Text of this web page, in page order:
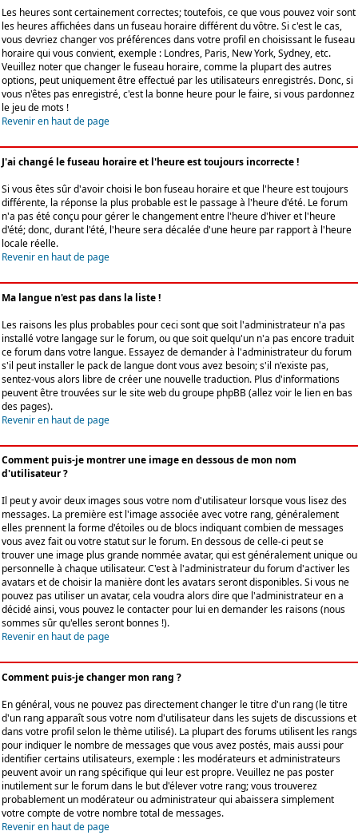
Les heures sont certainement correctes; toutefois, ce que vous pouvez voir sont
les heures affichées dans un fuseau horaire différent du vôtre. Si c'est le cas,
vous devriez changer vos préférences dans votre profil en choisissant le fuseau
horaire qui vous convient, exemple : Londres, Paris, New York, Sydney, etc.
Veuillez noter que changer le fuseau horaire, comme la plupart des autres
options, peut uniquement être effectué par les utilisateurs enregistrés. Donc, si
vous n'êtes pas enregistré, c'est la bonne heure pour le faire, si vous pardonnez
le jeu de mots !
Revenir en haut de page
J'ai changé le fuseau horaire et l'heure est toujours incorrecte !
Si vous êtes sûr d'avoir choisi le bon fuseau horaire et que l'heure est toujours
différente, la réponse la plus probable est le passage à l'heure d'été. Le forum
n'a pas été conçu pour gérer le changement entre l'heure d'hiver et l'heure
d'été; donc, durant l'été, l'heure sera décalée d'une heure par rapport à l'heure
locale réelle.
Revenir en haut de page
Ma langue n'est pas dans la liste !
Les raisons les plus probables pour ceci sont que soit l'administrateur n'a pas
installé votre langage sur le forum, ou que soit quelqu'un n'a pas encore traduit
ce forum dans votre langue. Essayez de demander à l'administrateur du forum
s'il peut installer le pack de langue dont vous avez besoin; s'il n'existe pas,
sentez-vous alors libre de créer une nouvelle traduction. Plus d'informations
peuvent être trouvées sur le site web du groupe phpBB (allez voir le lien en bas
des pages).
Revenir en haut de page
Comment puis-je montrer une image en dessous de mon nom
d'utilisateur ?
Il peut y avoir deux images sous votre nom d'utilisateur lorsque vous lisez des
messages. La première est l'image associée avec votre rang, généralement
elles prennent la forme d'étoiles ou de blocs indiquant combien de messages
vous avez fait ou votre statut sur le forum. En dessous de celle-ci peut se
trouver une image plus grande nommée avatar, qui est généralement unique ou
personnelle à chaque utilisateur. C'est à l'administrateur du forum d'activer les
avatars et de choisir la manière dont les avatars seront disponibles. Si vous ne
pouvez pas utiliser un avatar, cela voudra alors dire que l'administrateur en a
décidé ainsi, vous pouvez le contacter pour lui en demander les raisons (nous
sommes sûr qu'elles seront bonnes !).
Revenir en haut de page
Comment puis-je changer mon rang ?
En général, vous ne pouvez pas directement changer le titre d'un rang (le titre
d'un rang apparaît sous votre nom d'utilisateur dans les sujets de discussions et
dans votre profil selon le thème utilisé). La plupart des forums utilisent les rangs
pour indiquer le nombre de messages que vous avez postés, mais aussi pour
identifier certains utilisateurs, exemple : les modérateurs et administrateurs
peuvent avoir un rang spécifique qui leur est propre. Veuillez ne pas poster
inutilement sur le forum dans le but d'élever votre rang; vous trouverez
probablement un modérateur ou administrateur qui abaissera simplement
votre compte de votre nombre total de messages.
Revenir en haut de page